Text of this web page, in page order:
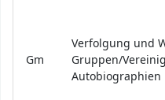
Gm
Verfolgung und
Gruppen/
Autobiographien